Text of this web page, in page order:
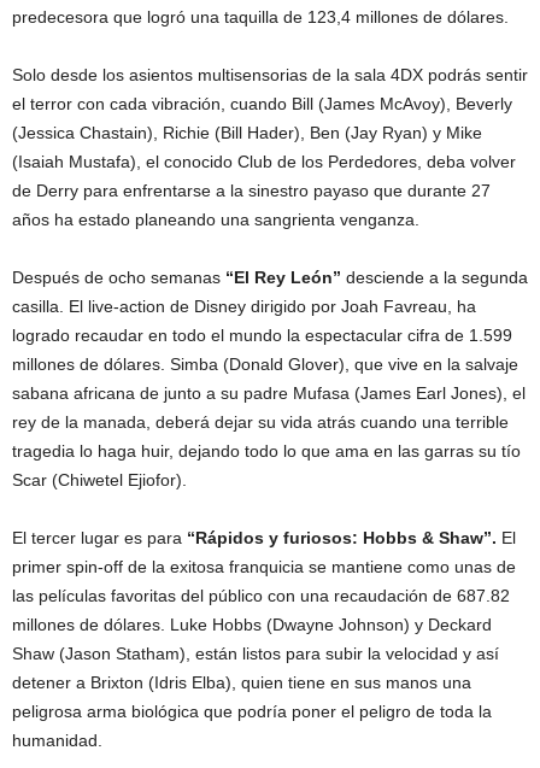
predecesora que logró una taquilla de 123,4 millones de dólares.
Solo desde los asientos multisensorias de la sala 4DX podrás sentir
el terror con cada vibración, cuando Bill (James McAvoy), Beverly
(Jessica Chastain), Richie (Bill Hader), Ben (Jay Ryan) y Mike
(Isaiah Mustafa), el conocido Club de los Perdedores, deba volver
de Derry para enfrentarse a la sinestro payaso que durante 27
años ha estado planeando una sangrienta venganza.
Después de ocho semanas “El Rey León” desciende a la segunda
casilla. El live-action de Disney dirigido por Joah Favreau, ha
logrado recaudar en todo el mundo la espectacular cifra de 1.599
millones de dólares. Simba (Donald Glover), que vive en la salvaje
sabana africana de junto a su padre Mufasa (James Earl Jones), el
rey de la manada, deberá dejar su vida atrás cuando una terrible
tragedia lo haga huir, dejando todo lo que ama en las garras su tío
Scar (Chiwetel Ejiofor).
El tercer lugar es para “Rápidos y furiosos: Hobbs & Shaw”. El
primer spin-off de la exitosa franquicia se mantiene como unas de
las películas favoritas del público con una recaudación de 687.82
millones de dólares. Luke Hobbs (Dwayne Johnson) y Deckard
Shaw (Jason Statham), están listos para subir la velocidad y así
detener a Brixton (Idris Elba), quien tiene en sus manos una
peligrosa arma biológica que podría poner el peligro de toda la
humanidad.